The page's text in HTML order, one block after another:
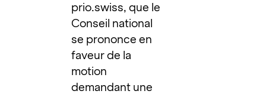
prio.swiss, que le
Conseil national
se prononce en
faveur de la
motion
demandant une